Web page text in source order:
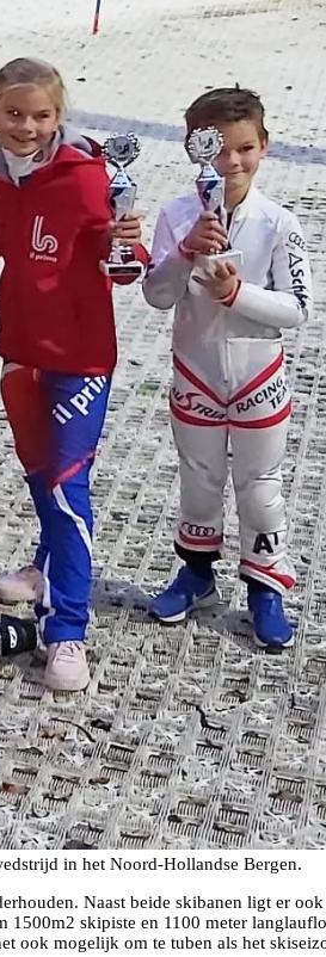
in het Noord-Hollandse Bergen.
Naast beide skibanen ligt er
skipiste en 1100 meter
ook mogelijk om te tuben als het